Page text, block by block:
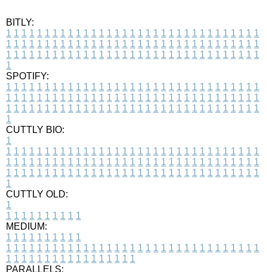
BITLY:
1 1 1 1 1 1 1 1 1 1 1 1 1 1 1 1 1 1 1 1 1 1 1 1 1 1 1 1 1 1 1 1 1
1 1 1 1 1 1 1 1 1 1 1 1 1 1 1 1 1 1 1 1 1 1 1 1 1 1 1 1 1 1 1 1 1
1 1 1 1 1 1 1 1 1 1 1 1 1 1 1 1 1 1 1 1 1 1 1 1 1 1 1 1 1 1 1 1 1
1
SPOTIFY:
1 1 1 1 1 1 1 1 1 1 1 1 1 1 1 1 1 1 1 1 1 1 1 1 1 1 1 1 1 1 1 1 1
1 1 1 1 1 1 1 1 1 1 1 1 1 1 1 1 1 1 1 1 1 1 1 1 1 1 1 1 1 1 1 1 1
1 1 1 1 1 1 1 1 1 1 1 1 1 1 1 1 1 1 1 1 1 1 1 1 1 1 1 1 1 1 1 1 1
1
CUTTLY BIO:
1
1 1 1 1 1 1 1 1 1 1 1 1 1 1 1 1 1 1 1 1 1 1 1 1 1 1 1 1 1 1 1 1 1
1 1 1 1 1 1 1 1 1 1 1 1 1 1 1 1 1 1 1 1 1 1 1 1 1 1 1 1 1 1 1 1 1
1 1 1 1 1 1 1 1 1 1 1 1 1 1 1 1 1 1 1 1 1 1 1 1 1 1 1 1 1 1 1 1 1
1
CUTTLY OLD:
1
1 1 1 1 1 1 1 1 1 1
MEDIUM:
1 1 1 1 1 1 1 1 1 1
1 1 1 1 1 1 1 1 1 1 1 1 1 1 1 1 1 1 1 1 1 1 1 1 1 1 1 1 1 1 1 1 1
1 1 1 1 1 1 1 1 1 1 1 1 1 1 1 1 1
PARALLELS: